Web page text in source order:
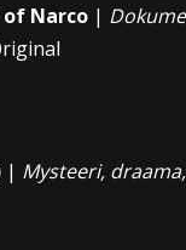
of Narco |
| Mysteeri,